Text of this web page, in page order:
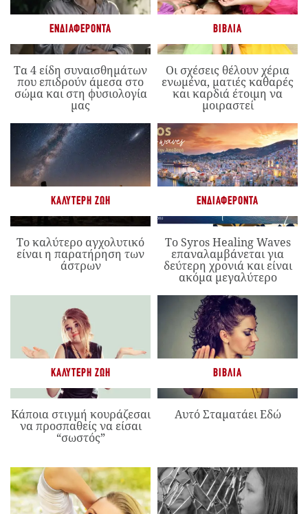
ΕΝΔΙΑΦΈΡΟΝΤΑ
Τα 4 είδη συναισθημάτων
που επιδρούν άμεσα στο
σώμα και στη φυσιολογία
μας
ΒΙΒΛΊΑ
Οι σχέσεις θέλουν χέρια
ενωμένα, ματιές καθαρές
και καρδιά έτοιμη να
μοιραστεί
ΚΑΛΎΤΕΡΗ ΖΩΉ
Το καλύτερο αγχολυτικό
είναι η παρατήρηση των
άστρων
ΕΝΔΙΑΦΈΡΟΝΤΑ
Το Syros Healing Waves
επαναλαμβάνεται για
δεύτερη χρονιά και είναι
ακόμα μεγαλύτερο
ΚΑΛΎΤΕΡΗ ΖΩΉ
Κάποια στιγμή κουράζεσαι
να προσπαθείς να είσαι
“σωστός”
ΒΙΒΛΊΑ
Αυτό Σταματάει Εδώ